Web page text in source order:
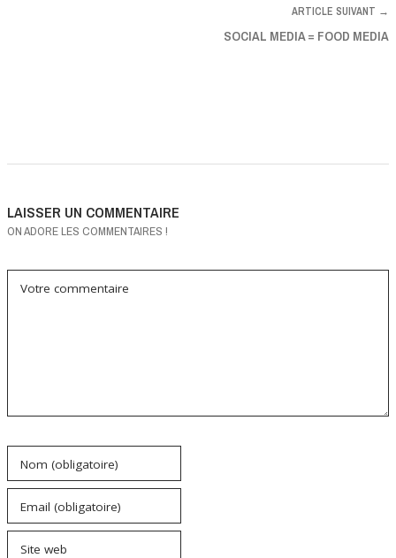
ARTICLE SUIVANT →
SOCIAL MEDIA = FOOD MEDIA
LAISSER UN COMMENTAIRE
ON ADORE LES COMMENTAIRES !
Votre commentaire
Nom (obligatoire)
Email (obligatoire)
Site web